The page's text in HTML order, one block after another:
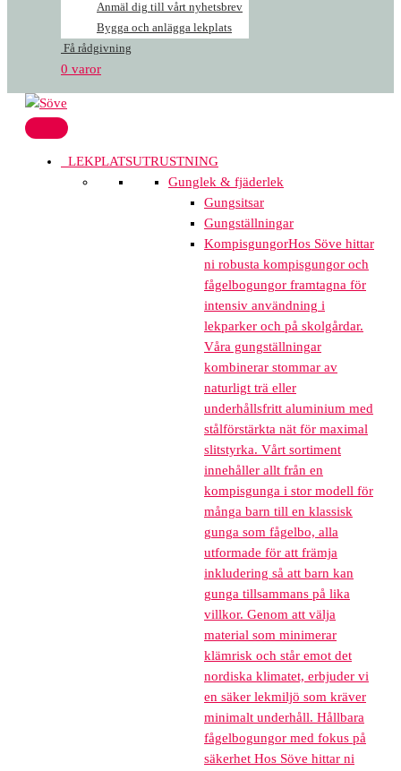
Anmäl dig till vårt nyhetsbrev
Bygga och anlägga lekplats
Få rådgivning
0 varor
LEKPLATSUTRUSTNING
Gunglek & fjäderlek
Gungsitsar
Gungställningar
KompisgungorHos Söve hittar
ni robusta kompisgungor och
fågelbogungor framtagna för
intensiv användning i
lekparker och på skolgårdar.
Våra gungställningar
kombinerar stommar av
naturligt trä eller
underhållsfritt aluminium med
stålförstärkta nät för maximal
slitstyrka. Vårt sortiment
innehåller allt från en
kompisgunga i stor modell för
många barn till en klassisk
gunga som fågelbo, alla
utformade för att främja
inkludering så att barn kan
gunga tillsammans på lika
villkor. Genom att välja
material som minimerar
klämrisk och står emot det
nordiska klimatet, erbjuder vi
en säker lekmiljö som kräver
minimalt underhåll. Hållbara
fågelbogungor med fokus på
säkerhet Hos Söve hittar ni